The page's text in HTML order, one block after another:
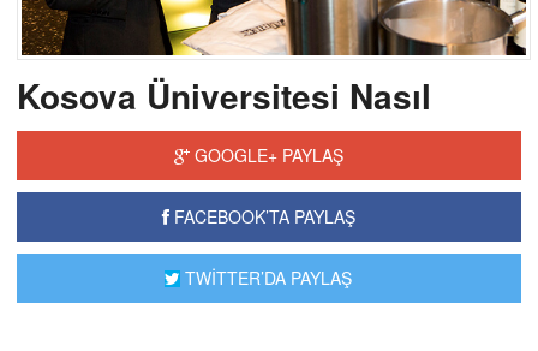
Kosova Üniversitesi Nasıl
GOOGLE+ PAYLAŞ
FACEBOOK’TA PAYLAŞ
TWİTTER’DA PAYLAŞ